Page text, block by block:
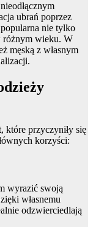
ubrań poprzez
nie tylko
różnym wieku. W
męską z własnym
które przyczyniły się
korzyści:
wyrazić swoją
własnemu
odzwierciedlają